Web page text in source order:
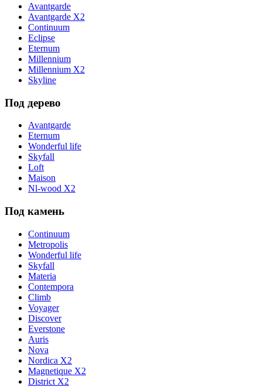
Avantgarde
Avantgarde X2
Continuum
Eclipse
Eternum
Millennium
Millennium X2
Skyline
Под дерево
Avantgarde
Eternum
Wonderful life
Skyfall
Loft
Maison
Nl-wood X2
Под камень
Continuum
Metropolis
Wonderful life
Skyfall
Materia
Contempora
Climb
Voyager
Discover
Everstone
Auris
Nova
Nordica X2
Magnetique X2
District X2